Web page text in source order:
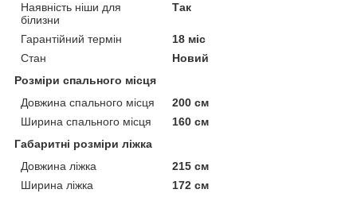
Наявність ніши для
білизни
Так
Гарантійний термін
18 міс
Стан
Новий
Розміри спального місця
Довжина спального місця
200 см
Ширина спального місця
160 см
Габаритні розміри ліжка
Довжина ліжка
215 см
Ширина ліжка
172 см